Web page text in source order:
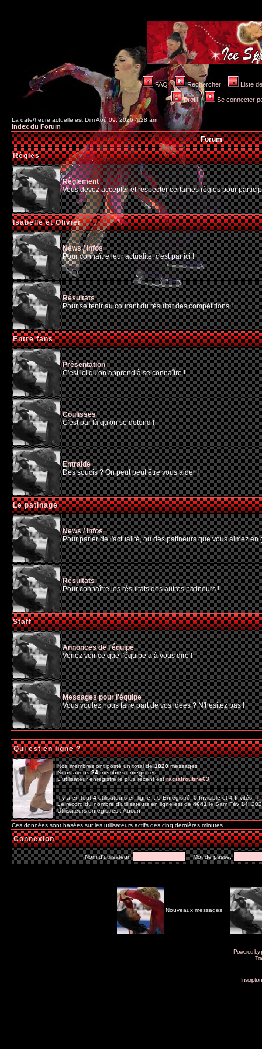
FAQ Rechercher Liste
Profil Se connecter
La date/heure actuelle est Dim Aoû 09, 2026 4:28 am
Index du Forum
Forum
Règles
Règlement
Vous devez accepter et respecter certaines règles pour
Isabelle et Olivier
News / Infos
Pour connaître leur actualité, c'est par ici !
Résultats
Pour se tenir au courant du résultat des compétitions !
Entre fans
Présentation
C'est ici qu'on apprend à se connaître !
Coulisses
C'est par là qu'on se detend !
Entraide
Des soucis ? On peut peut être vous aider !
Le patinage
News / Infos
Pour parler de l'actualité, ou des patineurs que vous aimez
Résultats
Pour connaître les résultats des autres patineurs !
Staff
Annonces de l'équipe
Venez voir ce que l'équipe a à vous dire !
Messages pour l'équipe
Vous voulez nous faire part de vos idées ? N'hésitez pas !
Qui est en ligne ?
Nos membres ont posté un total de1820messages
Nous avons24membres enregistrés
L'utilisateur enregistré le plus récent estracialroutine63
Il y a en tout4utilisateurs en ligne :: 0 Enregistré, 0 Invisible et 4 Invités [
Le record du nombre d'utilisateurs en ligne est de4641le Sam Fév 14,
Utilisateurs enregistrés : Aucun
Ces données sont basées sur les utilisateurs actifs des cinq dernières minutes
Connexion
Nom d'utilisateur: Mot de passe:
Nouveaux messages
Powered by